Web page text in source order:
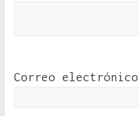
Correo electrónico